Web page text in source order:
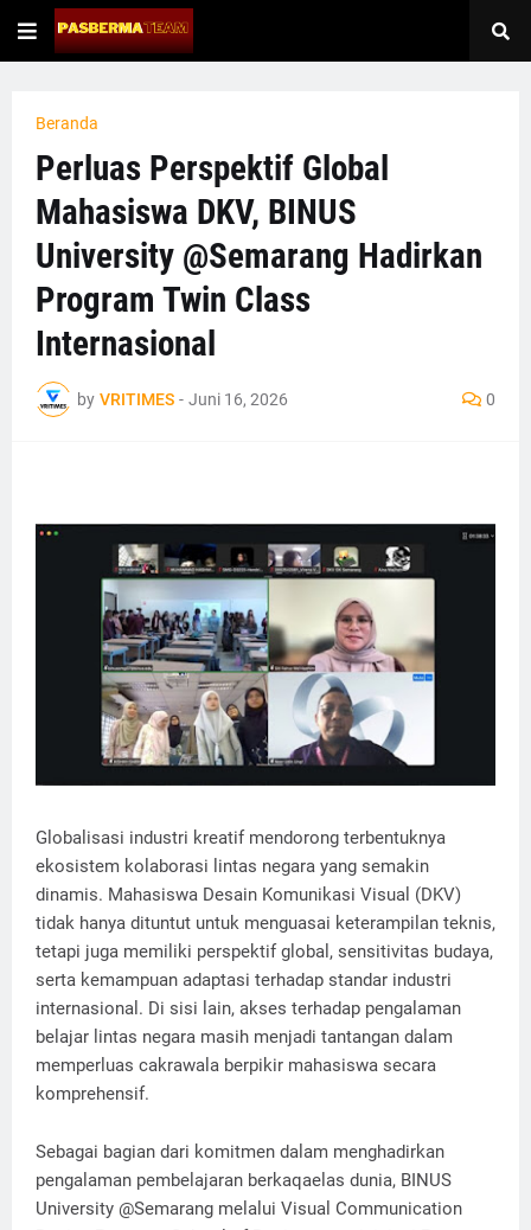
Beranda
Perluas Perspektif Global
Mahasiswa DKV, BINUS
University @Semarang Hadirkan
Program Twin Class
Internasional
by VRITIMES - Juni 16, 2026 0
Globalisasi industri kreatif mendorong terbentuknya
ekosistem kolaborasi lintas negara yang semakin
dinamis. Mahasiswa Desain Komunikasi Visual (DKV)
tidak hanya dituntut untuk menguasai keterampilan teknis,
tetapi juga memiliki perspektif global, sensitivitas budaya,
serta kemampuan adaptasi terhadap standar industri
internasional. Di sisi lain, akses terhadap pengalaman
belajar lintas negara masih menjadi tantangan dalam
memperluas cakrawala berpikir mahasiswa secara
komprehensif.
Sebagai bagian dari komitmen dalam menghadirkan
pengalaman pembelajaran berkaqaelas dunia, BINUS
University @Semarang melalui Visual Communication